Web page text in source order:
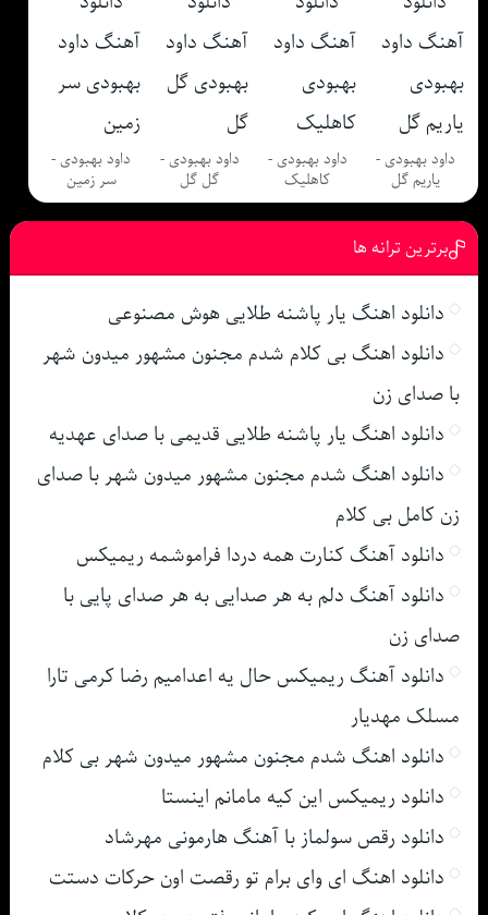
داود بهبودی -
یاریم گل
داود بهبودی -
کاهلیک
داود بهبودی -
گل گل
داود بهبودی -
سر زمین
برترین ترانه ها
دانلود اهنگ یار پاشنه طلایی هوش مصنوعی
دانلود اهنگ بی کلام شدم مجنون مشهور میدون شهر
با صدای زن
دانلود اهنگ یار پاشنه طلایی قدیمی با صدای عهدیه
دانلود اهنگ شدم مجنون مشهور میدون شهر با صدای
زن کامل بی کلام
دانلود آهنگ کنارت همه دردا فراموشمه ریمیکس
دانلود آهنگ دلم به هر صدایی به هر صدای پایی با
صدای زن
دانلود آهنگ ریمیکس حال یه اعدامیم رضا کرمی تارا
مسلک مهدیار
دانلود اهنگ شدم مجنون مشهور میدون شهر بی کلام
دانلود ریمیکس این کیه مامانم اینستا
دانلود رقص سولماز با آهنگ هارمونی مهرشاد
دانلود اهنگ ای وای برام تو رقصت اون حرکات دستت